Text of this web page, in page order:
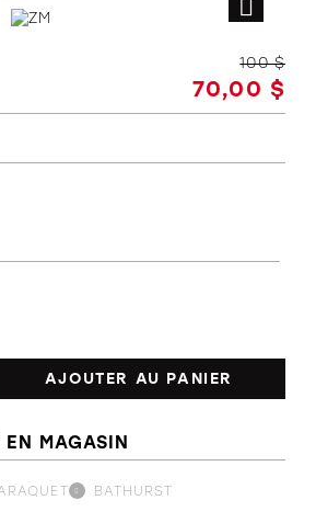
Accessoires
70,00 $
100 $
AJOUTER AU PANIER
MAGASIN
BATHURST